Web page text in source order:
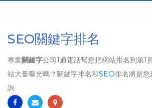
SEO關鍵字排名
專業關鍵字公司1通電話幫您把網站排名到第1
站大量曝光嗎？關鍵字排名和SEO排名將是您
詢